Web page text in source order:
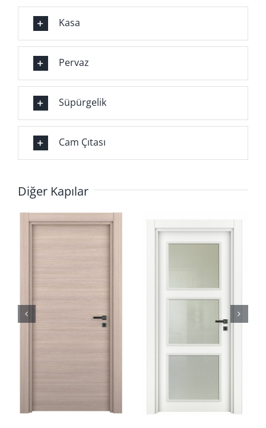
Kasa
Pervaz
Süpürgelik
Cam Çıtası
Diğer Kapılar